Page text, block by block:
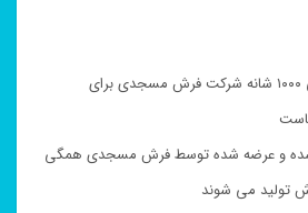
قیمت مصوب فرش ماشینی ۱۰۰۰ شانه شرکت فرش مسجدی برای
شده و عرضه شده توسط فرش مسجدی همگی
تولید می شوند